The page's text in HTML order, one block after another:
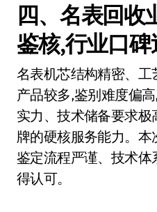
四、名表回收
鉴核,行业口碑
名表机芯结构精密、
产品较多,鉴别难度偏
实力、技术储备要求
牌的硬核服务能力。
鉴定流程严谨、技术
得认可。